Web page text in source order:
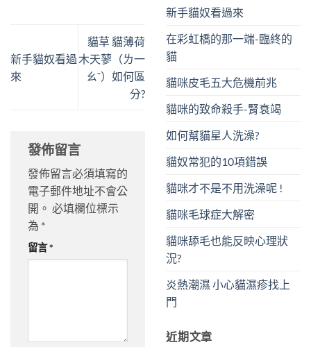
新手貓奴看過
來
貓草 貓薄荷
木天蓼（ㄌ一
ㄠˇ）如何區
分?
發佈留言
發佈留言必須填寫的
電子郵件地址不會公
開。 必填欄位標示
為 *
留言*
新手貓奴看過來
在彩虹橋的那一端-臨終的
貓
貓咪皮毛五大危機前兆
貓咪的致命殺手-腎衰竭
如何幫貓星人洗澡?
貓奴常犯的10項錯誤
貓咪才不是不用洗澡呢 !
貓咪毛球症大解密
貓咪舔毛也能反映心理狀
況?
炎熱潮濕 小心貓濕疹找上
門
近期文章